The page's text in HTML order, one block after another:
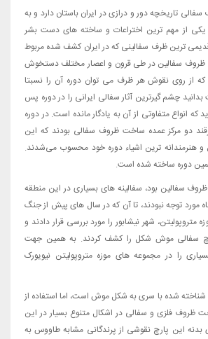
تاریخچه دور و درازی در ایران باستان دارد و به
از مهم ترین اختراعات و ساخته های دست بشر
ترین ظرف سفالینی که در ایران کشف شده مربوط
است. ظروف سفالین در طی قرون و اعصار مختلف دستخوش
از روی نقوش هر ظرف می توان دوره آن را نسبتا
چشم گیرترین آثار سفالی ایرانی را در دوره پس
که انواع متفاوتی از آن به یادگار مانده است. در دوره
دو مرکز عمده ساخت ظروف سفالی بودند که این
هنرمندانه ترین اشیاء دوره خود محسوب می‌شدند.
دوره ساخته شده است.
ظروف سفالین بود، سفالینه های بسیاری در این منطقه
مورد توجه نبودند، تا آن که در سال های پیش از جنگ
متروپولیتن، شهر نیشابور را مورد بررسی قرار دادند و
سفالی موش شکل را کشف کردند. به همین جهت
را در مجموعه‌ های موزه متروپولیتن نیویورک
شناخته شده با سری به شکل موش است، اما استفاده از
ظروف فلزی و سفالی در اشکال متنوع بسیار در این
این پارچ نقوشی از پرندگانی مشابه طاووس به